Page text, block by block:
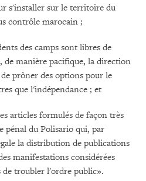
s'installer sur le territoire du
contrôle marocain ;
des camps sont libres de
de manière pacifique, la direction
prôner des options pour le
que l'indépendance ; et
articles formulés de façon très
pénal du Polisario qui, par
la distribution de publications
manifestations considérées
de troubler l'ordre public».